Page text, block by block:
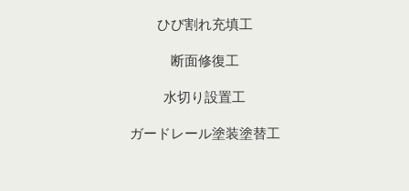
ひび割れ充填工
断面修復工
水切り設置工
ガードレール塗装塗替工